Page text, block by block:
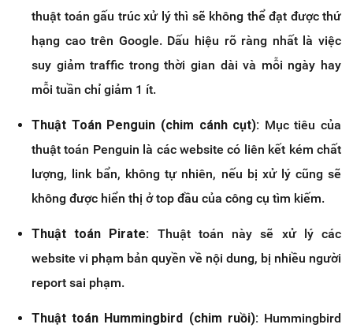
thuật toán gấu trúc xử lý thì sẽ không thể đạt được thứ
hạng cao trên Google. Dấu hiệu rõ ràng nhất là việc
suy giảm traffic trong thời gian dài và mỗi ngày hay
mỗi tuần chỉ giảm 1 ít.
Thuật Toán Penguin (chim cánh cụt): Mục tiêu của
thuật toán Penguin là các website có liên kết kém chất
lượng, link bẩn, không tự nhiên, nếu bị xử lý cũng sẽ
không được hiển thị ở top đầu của công cụ tìm kiếm.
Thuật toán Pirate: Thuật toán này sẽ xử lý các
website vi phạm bản quyền về nội dung, bị nhiều người
report sai phạm.
Thuật toán Hummingbird (chim ruồi):Hummingbird